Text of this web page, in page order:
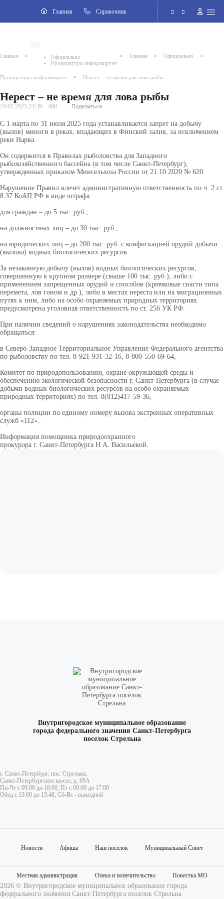
Главная Cправочник
Версия для слабовидящих
Поиск по сайту
Главная >
Официально
Прокуратура информирует
> Главная > Официально >
Прокуратура информирует > Нерест – не время для лова рыбы
Нерест – не время для лова рыбы
24.02.2025 23:39 408 Поделиться
С 1 марта по 31 июля 2025 года устанавливается запрет на добычу
(вылов) миноги в реках, впадающих в Финский залив, за исключением
реки Нарва.
Он содержится в Правилах рыболовства для Западного
рыбохозяйственного бассейна (в том числе Санкт-Петербург),
утвержденных приказом Минсельхоза России от 21.10.2020 № 620.
Нарушение Правил влечет административную ответственность по ч. 2 ст.
8.37 КоАП РФ в виде штрафа:
для граждан – до 5 тыс. руб.;
на должностных лиц – до 30 тыс. руб.;
на юридических лиц – до 200 тыс. руб. с конфискацией орудий добычи
(вылова) водных биологических ресурсов.
За незаконную добычу (вылов) водных биологических ресурсов,
совершенную в крупном размере (свыше 100 тыс. руб.), либо с
применением запрещенных орудий и способов (крючковые снасти типа
перемета, лов гоном и др.), либо в местах нереста или на миграционных
путях к ним, либо на особо охраняемых природных территориях
предусмотрена уголовная ответственность по ст. 256 УК РФ.
При наличии сведений о нарушениях законодательства необходимо
обращаться:
в Северо-Западное Территориальное Управление Федерального агентства
по рыболовству по тел. 8-921-931-32-16, 8-800-550-69-64,
Комитет по природопользованию, охране окружающей среды и
обеспечению экологической безопасности г. Санкт-Петербурга (в случае
добычи водных биологических ресурсов на особо охраняемых
природных территориях) по тел. 8(812)417-59-36,
органы полиции по единому номеру вызова экстренных оперативных
служб «112».
Информация помощника природоохранного
прокурора г. Санкт-Петербурга Н.А. Васильевой.
Внутригородское муниципальное образование
города федерального значения Санкт-Петербурга
поселок Стрельна
г. Санкт-Петербург, пос. Стрельна,
Санкт-Петербургское шоссе, д. 69А
Пн-Чт с 09:00 до 18:00, Пт с 09:00 до 17:00
Обед с 13:00 до 13:48, Сб-Вс - выходной
Новости Афиша Наш посёлок Муниципальный Совет
Местная администрация Опека и попечительство Повестка МО
2026 © Внутригородское муниципальное образование города
федерального значения Санкт-Петербурга поселок Стрельна